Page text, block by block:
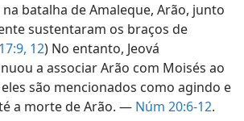
batalha de Amaleque, Arão, junto
sustentaram os braços de
17:9, 12) No entanto, Jeová
a associar Arão com Moisés ao
são mencionados como agindo e
a morte de Arão. — Núm 20:6-12.